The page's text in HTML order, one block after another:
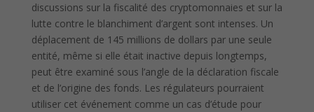
discussions sur la fiscalité des cryptomonnaies et sur la
lutte contre le blanchiment d’argent sont intenses. Un
déplacement de 145 millions de dollars par une seule
entité, même si elle était inactive depuis longtemps,
peut être examiné sous l’angle de la déclaration fiscale
et de l’origine des fonds. Les régulateurs pourraient
utiliser cet événement comme un cas d’étude pour